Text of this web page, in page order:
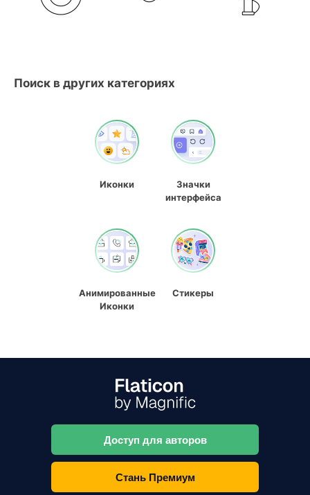
Поиск в других категориях
Иконки
Значки
интерфейса
Анимированные
Иконки
Стикеры
Доступ для авторов
Стань Премиум